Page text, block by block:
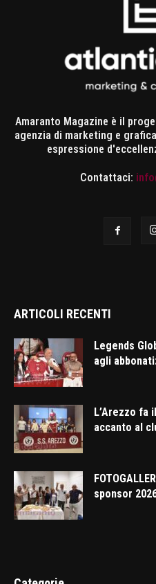
Amaranto Magazine è il
agenzia di marketing e
espressione
Contattaci:
ARTICOLI RECENTI
Legends
agli
L’Arezzo fa
accanto al
sponsor